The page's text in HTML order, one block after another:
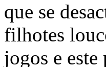
que se
filhotes
jogos e este